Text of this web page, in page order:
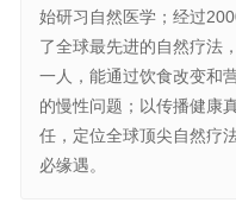
始研习自然医学；经过
了全球最先进的自然疗法
一人，能通过饮食改变和
的慢性问题；以传播健康
任，定位全球顶尖自然疗
必缘遇。